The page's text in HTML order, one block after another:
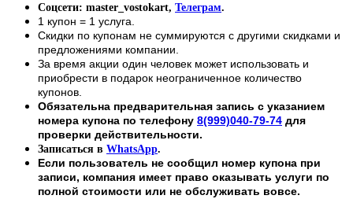
Соцсети: master_vostokart, Телеграм.
1 купон = 1 услуга.
Скидки по купонам не суммируются с другими скидками и
предложениями компании.
За время акции один человек может использовать и
приобрести в подарок неограниченное количество
купонов.
Обязательна предварительная запись с указанием
номера купона по телефону 8(999)040-79-74 для
проверки действительности.
Записаться в WhatsApp.
Если пользователь не сообщил номер купона при
записи, компания имеет право оказывать услуги по
полной стоимости или не обслуживать вовсе.